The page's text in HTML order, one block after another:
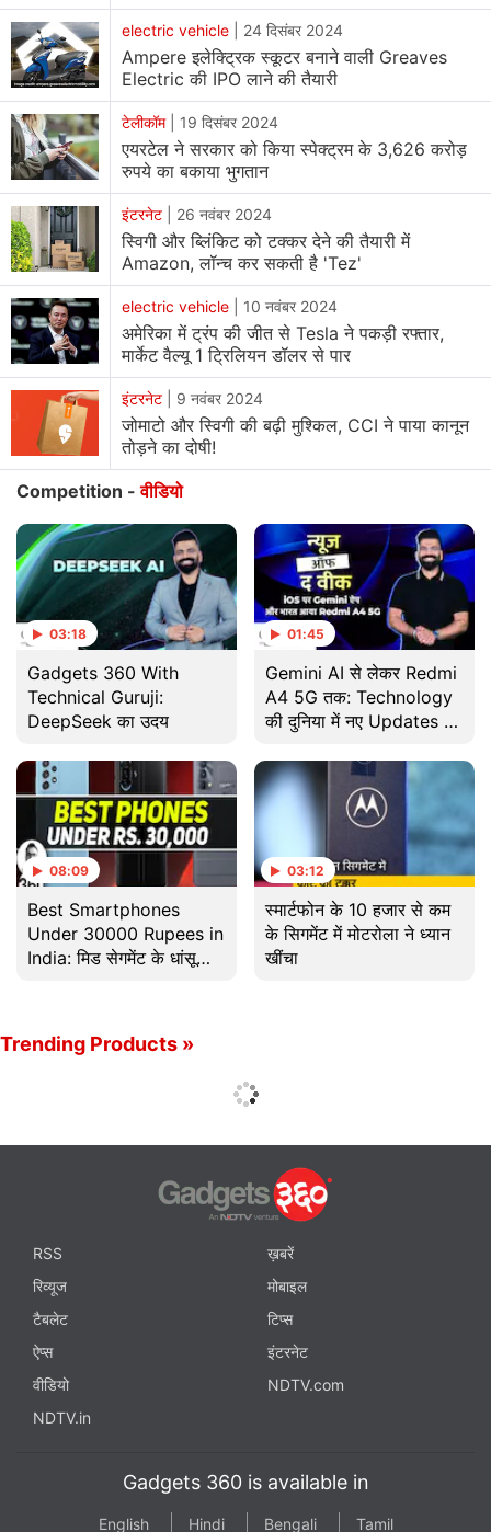
electric vehicle 24 दिसंबर 2024
Ampere इलेक्ट्रिक स्कूटर बनाने वाली Greaves
Electric की IPO लाने की तैयारी
टेलीकॉम| 19 दिसंबर 2024
एयरटेल ने सरकार को किया स्पेक्ट्रम के 3,626 करोड़
रुपये का बकाया भुगतान
इंटरनेट 26 नवंबर 2024
स्विगी और ब्लिंकिट को टक्कर देने की तैयारी में
Amazon, लॉन्च कर सकती है 'Tez'
electric vehicle 10 नवंबर 2024
अमेरिका में ट्रंप की जीत से Tesla ने पकड़ी रफ्तार,
मार्केट वैल्यू 1 ट्रिलियन डॉलर से पार
इंटरनेट 9 नवंबर 2024
जोमाटो और स्विगी की बढ़ी मुश्किल, CCI ने पाया कानून
तोड़ने का दोषी!
Competition -वीडियो
03:18
Gadgets 360 With
Technical Guruji:
DeepSeek का उदय
01:45
Gemini AI से लेकर Redmi
A4 5G तक: Technology
की दुनिया में नए Updates |
08:09
Best Smartphones
Under 30000 Rupees in
India: मिड सेगमेंट के धांसू
03:12
स्मार्टफोन के 10 हजार से कम
के सिगमेंट में मोटरोला ने ध्यान
खींचा
Trending Products »
RSS
ख़बरें
रिव्यूज
मोबाइल
टैबलेट
टिप्स
ऐप्स
इंटरनेट
वीडियो
NDTV.com
NDTV.in
Gadgets 360 is available in
English Hindi Bengali Tamil